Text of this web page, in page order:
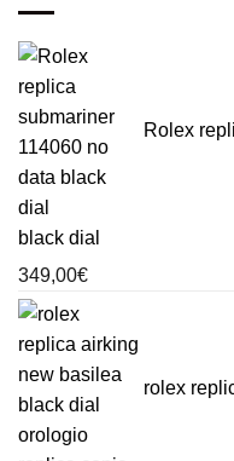
Rolex
black dial
349,00€
rolex